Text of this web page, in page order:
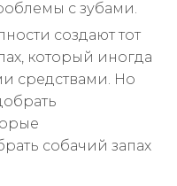
с зубами.
создают тот
который иногда
средствами. Но
собачий запах